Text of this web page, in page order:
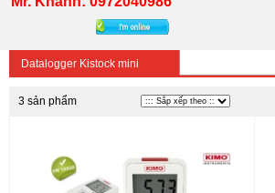
Datalogger Kistock mini
3 sản phẩm